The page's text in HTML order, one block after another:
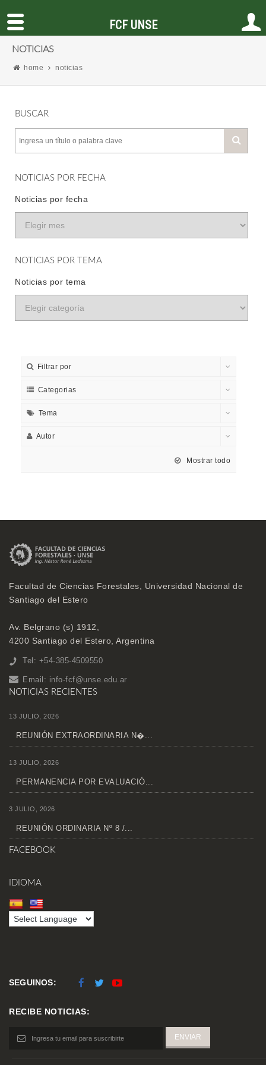
NOTICIAS
home noticias
BUSCAR
NOTICIAS POR FECHA
Noticias por fecha
NOTICIAS POR TEMA
Noticias por tema
Filtrar por
Categorias
Tema
Autor
Mostrar todo
Facultad de Ciencias Forestales, Universidad Nacional de
Santiago del Estero
Av. Belgrano (s) 1912,
4200 Santiago del Estero, Argentina
Tel: +54-385-4509550
Email: info-fcf@unse.edu.ar
NOTICIAS RECIENTES
13 JULIO, 2026
REUNIÓN EXTRAORDINARIA N�...
13 JULIO, 2026
PERMANENCIA POR EVALUACIÓ...
3 JULIO, 2026
REUNIÓN ORDINARIA Nº 8 /...
FACEBOOK
IDIOMA
SEGUINOS:
RECIBE NOTICIAS:
FCF UNSE